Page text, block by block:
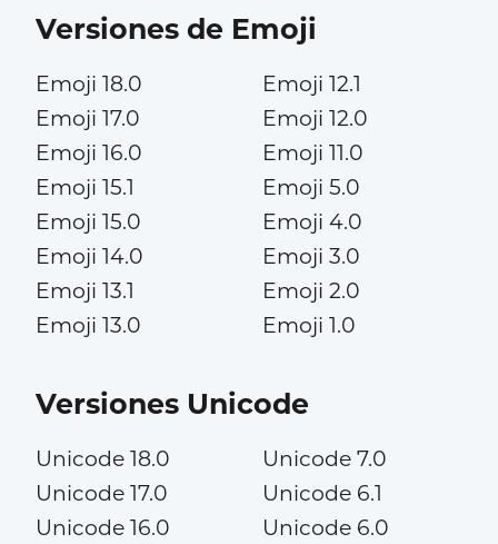
Versiones de Emoji
Emoji 18.0
Emoji 17.0
Emoji 16.0
Emoji 15.1
Emoji 15.0
Emoji 14.0
Emoji 13.1
Emoji 13.0
Emoji 12.1
Emoji 12.0
Emoji 11.0
Emoji 5.0
Emoji 4.0
Emoji 3.0
Emoji 2.0
Emoji 1.0
Versiones Unicode
Unicode 18.0
Unicode 17.0
Unicode 16.0
Unicode 7.0
Unicode 6.1
Unicode 6.0